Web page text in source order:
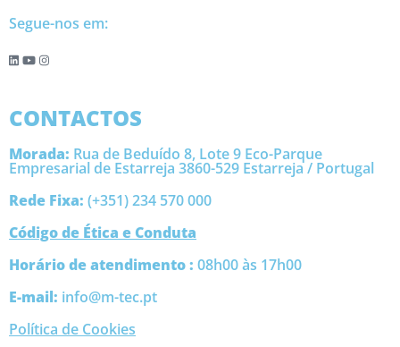
Segue-nos em:
CONTACTOS
Morada: Rua de Beduído 8, Lote 9 Eco-Parque
Empresarial de Estarreja 3860-529 Estarreja / Portugal
Rede Fixa: (+351) 234 570 000
Código de Ética e Conduta
Horário de atendimento : 08h00 às 17h00
E-mail: info@m-tec.pt
Política de Cookies